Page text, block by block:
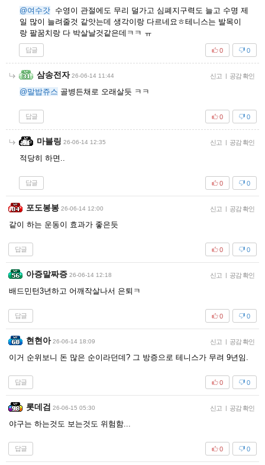
@여수갓 수영이 관절에도 무리 덜가고 심폐지구력도 늘고 수명 제
일 많이 늘려줄것 같앗는데 생각이랑 다르네요ㅎ테니스는 발목이
랑 팔꿈치랑 다 박살날것같은데ㅋㅋ ㅠ
답글 0
0
삼송전자 26-06-14 11:44 신고 | 공감 확인
@말밥쥬스 골병든채로 오래살듯 ㅋㅋ
답글 0
0
마블링 26-06-14 12:35 신고 | 공감 확인
적당히 하면..
답글 0
0
포도봉봉 26-06-14 12:00 신고 | 공감 확인
같이 하는 운동이 효과가 좋은듯
답글 0
0
아증말짜증 26-06-14 12:18 신고 | 공감 확인
배드민턴3년하고 어깨작살나서 은퇴ㅋ
답글 0
0
현현아 26-06-14 18:09 신고 | 공감 확인
이거 순위보니 돈 많은 순이라던데? 그 방증으로 테니스가 무려 9년임.
답글 0
0
롯데검 26-06-15 05:30 신고 | 공감 확인
야구는 하는것도 보는것도 위험함...
답글 0
0